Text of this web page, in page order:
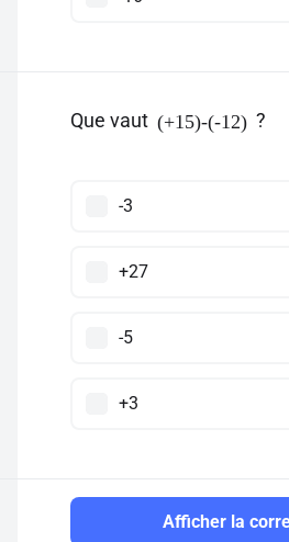
Que vaut (+15)-(-12) ?
-3
+27
-5
+3
Afficher la